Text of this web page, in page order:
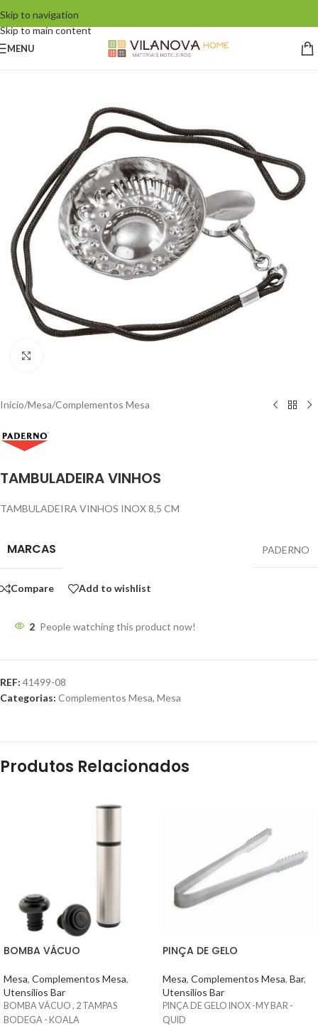
Skip to navigation
Skip to main content
MENU
Início/Mesa/Complementos Mesa
TAMBULADEIRA VINHOS
TAMBULADEIRA VINHOS INOX 8,5 CM
MARCAS PADERNO
Compare Add to wishlist
2 People watching this product now!
REF: 41499-08
Categorias: Complementos Mesa, Mesa
Produtos Relacionados
BOMBA VÁCUO
Mesa, Complementos Mesa,
Utensílios Bar
BOMBA VÁCUO , 2 TAMPAS
BODEGA - KOALA
PINÇA DE GELO
Mesa, Complementos Mesa, Bar,
Utensílios Bar
PINÇA DE GELO INOX -MY BAR -
QUID